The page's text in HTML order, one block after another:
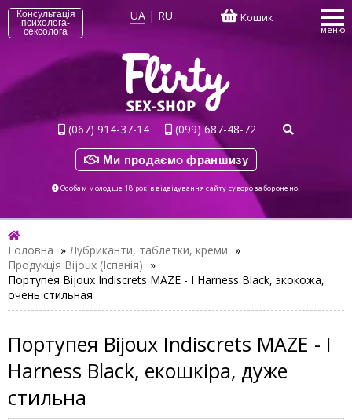
Консультація
психолога-
сексолога
UA | RU Кошик
меню
(067) 914-37-14 (099) 687-48-72
Ми продаємо франшизу
Особам молодше 18 років відвідування сайту суворо заборонено!
Головна » Лубриканти, таблетки, креми »
Продукція Bijoux (Іспанія) »
Портупея Bijoux Indiscrets MAZE - I Harness Black, экокожа,
очень стильная
Портупея Bijoux Indiscrets MAZE - I
Harness Black, екошкіра, дуже
стильна